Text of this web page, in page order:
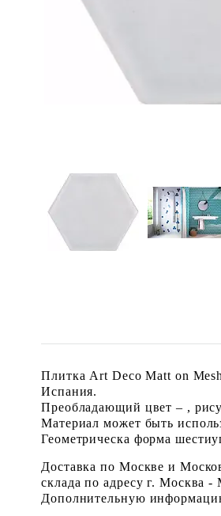
Плитка Art Deco Matt on
Испания.
Преобладающий цвет – ,
Материал может быть
Геометрическа форма
Доставка по Москве и
склада по адресу г.
Дополнительную